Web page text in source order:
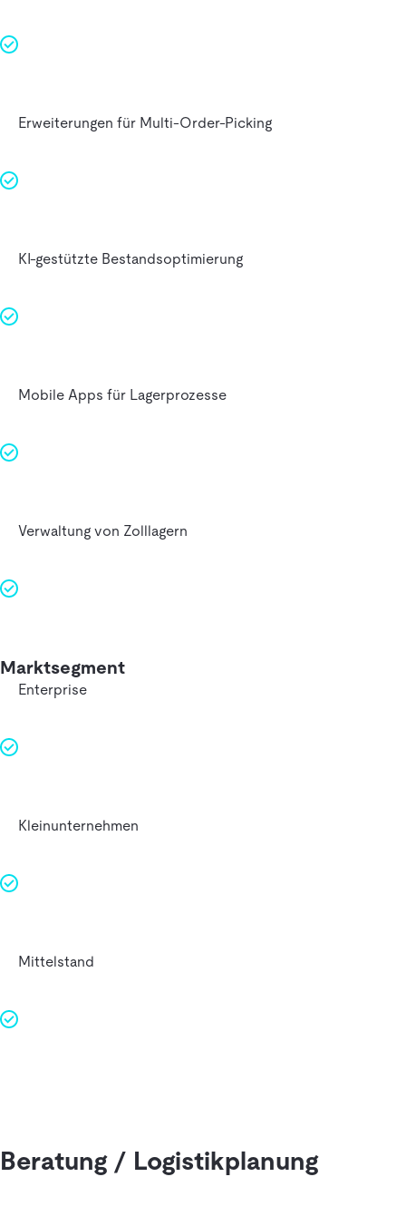
Erweiterungen für Multi-Order-Picking
KI-gestützte Bestandsoptimierung
Mobile Apps für Lagerprozesse
Verwaltung von Zolllagern
Marktsegment
Enterprise
Kleinunternehmen
Mittelstand
Beratung / Logistikplanung